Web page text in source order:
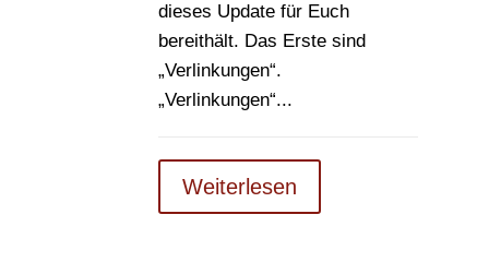
dieses Update für Euch
bereithält. Das Erste sind
„Verlinkungen“.
„Verlinkungen“...
Weiterlesen